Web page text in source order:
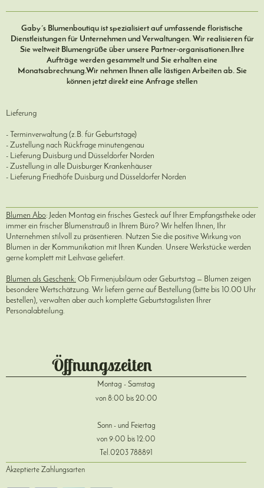
Gaby´s Blumenboutiqu ist spezialisiert auf umfassende floristische
Dienstleistungen für Unternehmen und Verwaltungen. Wir realisieren für
Sie weltweit Blumengrüße über unsere Partner-organisationen.Ihre
Aufträge werden gesammelt und Sie erhalten eine
Monatsabrechnung.Wir nehmen Ihnen alle lästigen Arbeiten ab. Sie
können jetzt direkt eine Anfrage stellen
Lieferung
- Terminverwaltung (z.B. für Geburtstage)
- Zustellung nach Rückfrage minutengenau
- Lieferung Duisburg und Düsseldorfer Norden
- Zustellung in alle Duisburger Krankenhäuser
- Lieferung Friedhöfe Duisburg und Düsseldorfer Norden
Blumen Abo: Jeden Montag ein frisches Gesteck auf Ihrer Empfangstheke oder
immer ein frischer Blumenstrauß in Ihrem Büro? Wir helfen Ihnen, Ihr
Unternehmen stilvoll zu präsentieren. Nutzen Sie die positive Wirkung von
Blumen in der Kommunikation mit Ihren Kunden. Unsere Werkstücke werden
gerne komplett mit Leihvase geliefert.
Blumen als Geschenk: Ob Firmenjubiläum oder Geburtstag — Blumen zeigen
besondere Wertschätzung. Wir liefern gerne auf Bestellung (bitte bis 10.00 Uhr
bestellen), verwalten aber auch komplette Geburtstagslisten Ihrer
Personalabteilung.
Öffnungszeiten
Montag - Samstag
von 8:00 bis 20:00
Sonn - und Feiertag
von 9:00 bis 12:00
Tel.0203 788891
Akzeptierte Zahlungsarten